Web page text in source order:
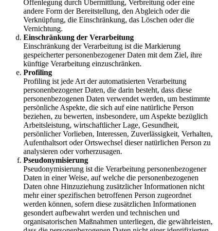
Offenlegung durch Übermittlung, Verbreitung oder eine
andere Form der Bereitstellung, den Abgleich oder die
Verknüpfung, die Einschränkung, das Löschen oder die
Vernichtung.
Einschränkung der Verarbeitung
Einschränkung der Verarbeitung ist die Markierung
gespeicherter personenbezogener Daten mit dem Ziel, ihre
künftige Verarbeitung einzuschränken.
Profiling
Profiling ist jede Art der automatisierten Verarbeitung
personenbezogener Daten, die darin besteht, dass diese
personenbezogenen Daten verwendet werden, um bestimmte
persönliche Aspekte, die sich auf eine natürliche Person
beziehen, zu bewerten, insbesondere, um Aspekte bezüglich
Arbeitsleistung, wirtschaftlicher Lage, Gesundheit,
persönlicher Vorlieben, Interessen, Zuverlässigkeit, Verhalten,
Aufenthaltsort oder Ortswechsel dieser natürlichen Person zu
analysieren oder vorherzusagen.
Pseudonymisierung
Pseudonymisierung ist die Verarbeitung personenbezogener
Daten in einer Weise, auf welche die personenbezogenen
Daten ohne Hinzuziehung zusätzlicher Informationen nicht
mehr einer spezifischen betroffenen Person zugeordnet
werden können, sofern diese zusätzlichen Informationen
gesondert aufbewahrt werden und technischen und
organisatorischen Maßnahmen unterliegen, die gewährleisten,